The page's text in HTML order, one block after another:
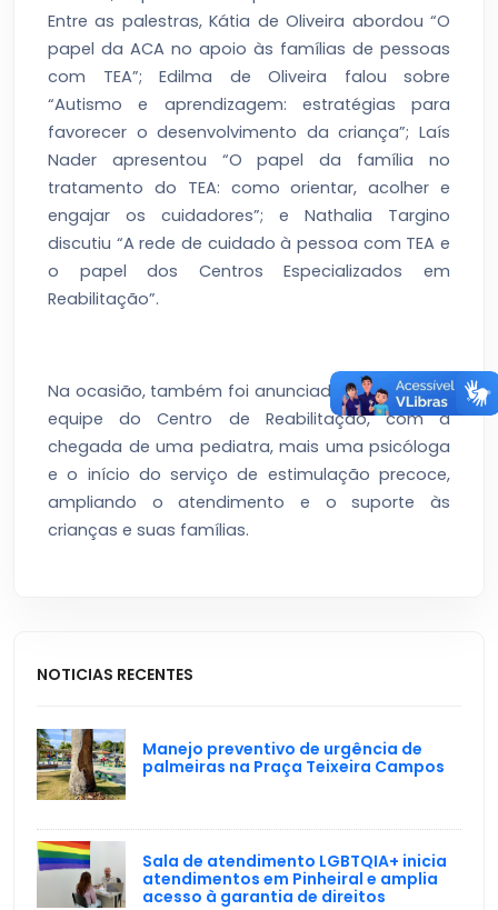
Entre as palestras, Kátia de Oliveira abordou “O
papel da ACA no apoio às famílias de pessoas
com TEA”; Edilma de Oliveira falou sobre
“Autismo e aprendizagem: estratégias para
favorecer o desenvolvimento da criança”; Laís
Nader apresentou “O papel da família no
tratamento do TEA: como orientar, acolher e
engajar os cuidadores”; e Nathalia Targino
discutiu “A rede de cuidado à pessoa com TEA e
o papel dos Centros Especializados em
Reabilitação”.
Na ocasião, também foi anunciado o reforço na
equipe do Centro de Reabilitação, com a
chegada de uma pediatra, mais uma psicóloga
e o início do serviço de estimulação precoce,
ampliando o atendimento e o suporte às
crianças e suas famílias.
NOTICIAS RECENTES
Manejo preventivo de urgência de
palmeiras na Praça Teixeira Campos
Sala de atendimento LGBTQIA+ inicia
atendimentos em Pinheiral e amplia
acesso à garantia de direitos